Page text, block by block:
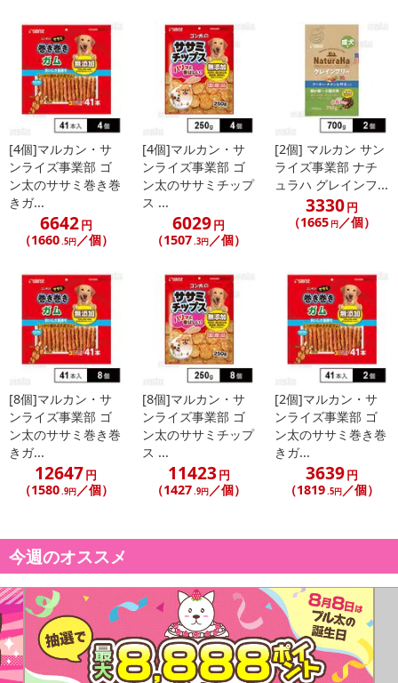
[4個]マルカン・サ
ンライズ事業部 ゴ
ン太のササミ巻き巻
きガ...
6642円
（1660.5円／個）
[4個]マルカン・サ
ンライズ事業部 ゴ
ン太のササミチップ
ス ...
6029円
（1507.3円／個）
[2個] マルカン サン
ライズ事業部 ナチ
ュラハ グレインフ...
3330円
（1665 円／個）
[8個]マルカン・サ
ンライズ事業部 ゴ
ン太のササミ巻き巻
きガ...
12647円
（1580.9円／個）
[8個]マルカン・サ
ンライズ事業部 ゴ
ン太のササミチップ
ス ...
11423円
（1427.9円 ／個）
[2個]マルカン・サ
ンライズ事業部 ゴ
ン太のササミ巻き巻
きガ...
3639円
（1819.5円 ／個）
今週のオススメ